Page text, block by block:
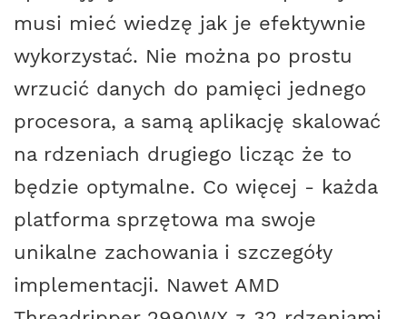
musi mieć wiedzę jak je efektywnie
wykorzystać. Nie można po prostu
wrzucić danych do pamięci jednego
procesora, a samą aplikację skalować
na rdzeniach drugiego licząc że to
będzie optymalne. Co więcej - każda
platforma sprzętowa ma swoje
unikalne zachowania i szczegóły
implementacji. Nawet AMD